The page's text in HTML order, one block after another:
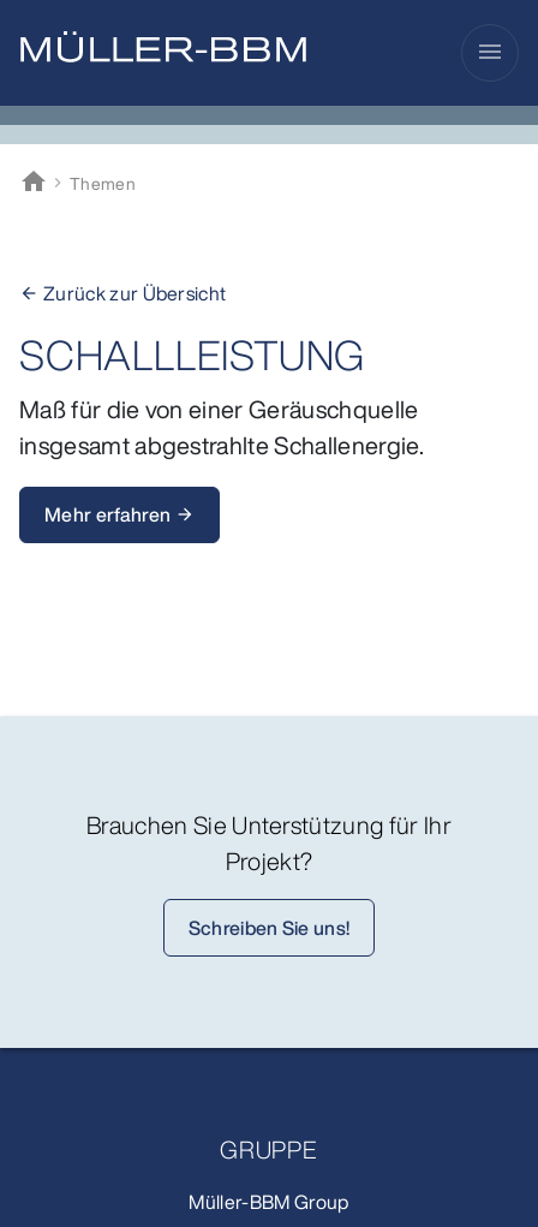
menu
home
Müller-BBM
Themen
arrow_back Zurück zur Übersicht
SCHALLLEISTUNG
Maß für die von einer Geräuschquelle
insgesamt abgestrahlte Schallenergie.
Mehr erfahren arrow_forward
Brauchen Sie Unterstützung für Ihr
Projekt?
Schreiben Sie uns!
GRUPPE
Müller-BBM Group